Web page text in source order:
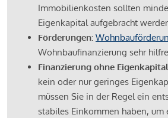
Immobilienkosten sollten
Eigenkapital aufgebracht
Förderungen:
Wohnbaufinanzierung sehr
Finanzierung ohne
kein oder nur geringes
müssen Sie in der Regel ein
stabiles Einkommen haben, um